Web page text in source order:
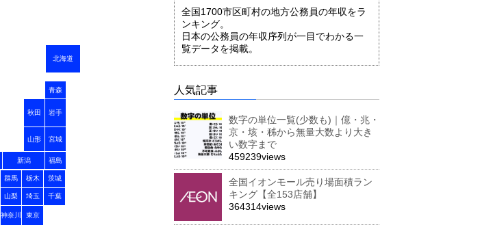
北海道
青森
秋田 岩手
山形 宮城
新潟 福島
群馬 栃木 茨城
山梨 埼玉
千葉
神奈川 東京
全国1700市区町村の地方公務員の年収をラ
ンキング。
日本の公務員の年収序列が一目でわかる一
覧データを掲載。
人気記事
数字の単位一覧(少数も)｜億・兆・
京・垓・秭から無量大数より大き
い数字まで
459239views
全国イオンモール売り場面積ラン
キング【全153店舗】
364314views